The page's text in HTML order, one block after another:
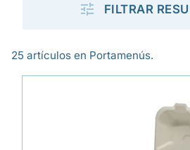
 FILTRAR
25 artículos en Portamenús.